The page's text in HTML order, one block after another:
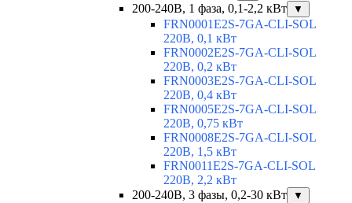
200-240В, 1 фаза, 0,1-2,2 кВт ▼
FRN0001E2S-7GA-CLI-SOL
220В, 0,1 кВт
FRN0002E2S-7GA-CLI-SOL
220В, 0,2 кВт
FRN0003E2S-7GA-CLI-SOL
220В, 0,4 кВт
FRN0005E2S-7GA-CLI-SOL
220В, 0,75 кВт
FRN0008E2S-7GA-CLI-SOL
220В, 1,5 кВт
FRN0011E2S-7GA-CLI-SOL
220В, 2,2 кВт
200-240В, 3 фазы, 0,2-30 кВт
▼